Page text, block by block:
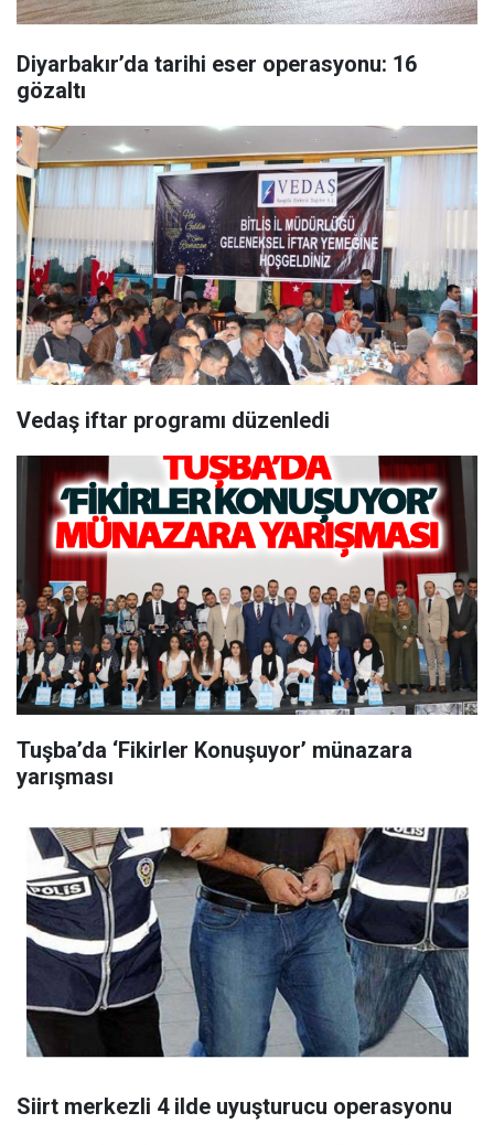
Diyarbakır’da tarihi eser operasyonu: 16
gözaltı
Vedaş iftar programı düzenledi
Tuşba’da ‘Fikirler Konuşuyor’ münazara
yarışması
Siirt merkezli 4 ilde uyuşturucu operasyonu